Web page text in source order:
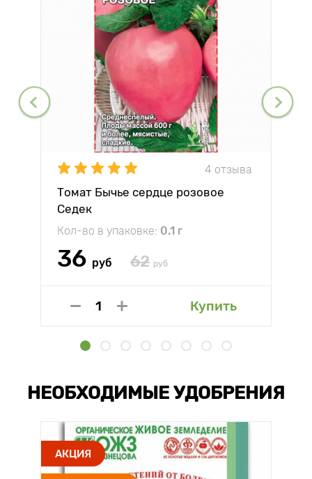
4 отзыва
Томат Бычье сердце розовое
Седек
Кол-во в упаковке: 0.1 г
36 руб 62 руб
Купить
НЕОБХОДИМЫЕ УДОБРЕНИЯ
АКЦИЯ